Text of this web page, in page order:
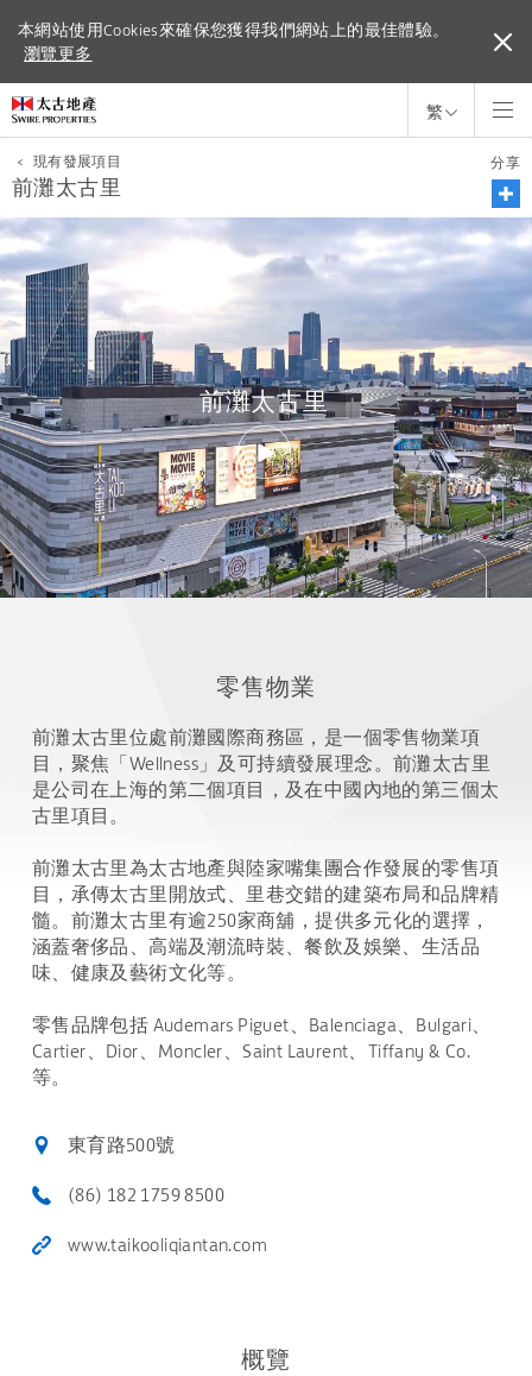
本網站使用Cookies來確保您獲得我們網站上的最佳體驗。
瀏覽更多
本網站使用Cookies來確保您獲得我們網站上的最佳體驗。
瀏覽更多
繁
< 現有發展項目
前灘太古里
分享
前灘太古里
零售物業
前灘太古里位處前灘國際商務區，是一個零售物業項
目，聚焦「Wellness」及可持續發展理念。前灘太古里
是公司在上海的第二個項目，及在中國內地的第三個太
古里項目。
前灘太古里為太古地產與陸家嘴集團合作發展的零售項
目，承傳太古里開放式、里巷交錯的建築布局和品牌精
髓。前灘太古里有逾250家商舖，提供多元化的選擇，
涵蓋奢侈品、高端及潮流時裝、餐飲及娛樂、生活品
味、健康及藝術文化等。
零售品牌包括 Audemars Piguet、Balenciaga、Bulgari、
Cartier、Dior、Moncler、Saint Laurent、Tiffany & Co.
等。
東育路500號
(86) 182 1759 8500
www.taikooliqiantan.com
概覽